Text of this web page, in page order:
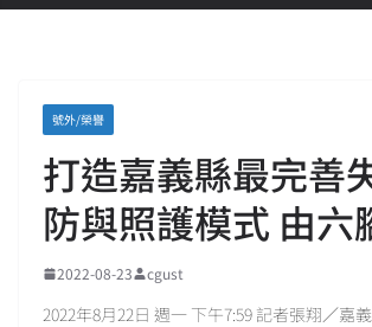
號外/榮譽
打造嘉義縣最完善
防與照護模式 由六
2022-08-23 cgust
2022年8月22日 週一 下午7:59 記者張翔／嘉